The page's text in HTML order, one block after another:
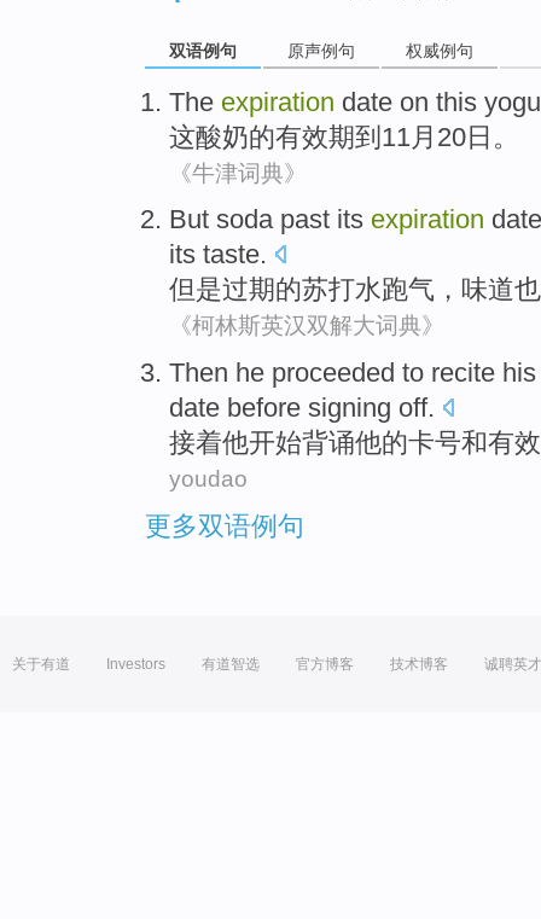
双语例句 原声例句 权威例句
The expiration date on this
这酸奶的有效期到 11 月 20日。
《牛津词典》
But soda past its expiration date
its taste.
但是过期的苏打水跑气 ， 味道
《柯林斯英汉双解大词典》
Then he proceeded to recite his
date before signing off.
接着他开始背诵他的卡号和有
youdao
更多双语例句
关于有道 Investors 有道智选 官方博客 技术博客 诚聘英才